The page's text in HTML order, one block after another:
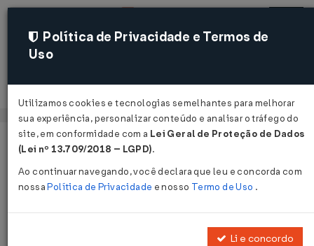
Acessar
Página Inicial Legislações
Decreto Nº 8941 DE 06/03/2018
Política de Privacidade e Termos de
Uso
Utilizamos cookies e tecnologias semelhantes para melhorar
sua experiência, personalizar conteúdo e analisar o tráfego do
site, em conformidade com a Lei Geral de Proteção de Dados
(Lei nº 13.709/2018 – LGPD).
Ao continuar navegando, você declara que leu e concorda com
nossaPolítica de Privacidade e nosso Termo de Uso .
Li e concordo